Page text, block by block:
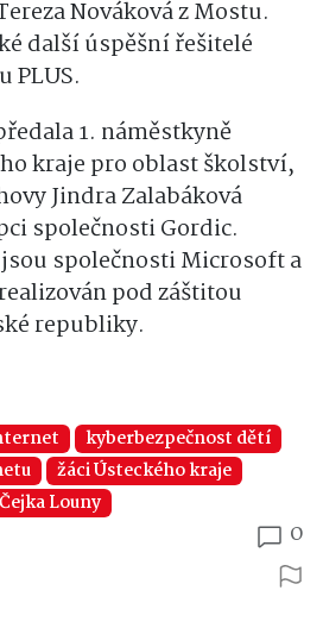
Nováková z Mostu.
další úspěšní řešitelé
PLUS.
1. náměstkyně
kraje pro oblast školství,
Jindra Zalabáková
společnosti Gordic.
společnosti Microsoft a
pod záštitou
republiky.
kyberbezpečnost dětí
žáci Ústeckého kraje
Louny
0